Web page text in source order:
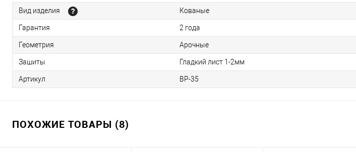
Вид изделия Кованые
Гарантия 2 года
Геометрия Арочные
Зашиты Гладкий лист 1-2мм
Артикул ВР-35
ПОХОЖИЕ ТОВАРЫ (8)